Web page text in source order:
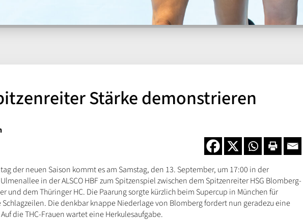
Stärke demonstrieren
der neuen Saison kommt es am Samstag, den 13. September, um 17:00 in der
in der ALSCO HBF zum Spitzenspiel zwischen dem Spitzenreiter HSG Blomberg-
und dem Thüringer HC. Die Paarung sorgte kürzlich beim Supercup in München für
Die denkbar knappe Niederlage von Blomberg fordert nun geradezu eine
die THC-Frauen wartet eine Herkulesaufgabe.